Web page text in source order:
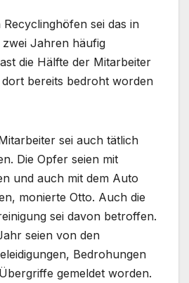
sei das in
Jahren häufig
die Hälfte der Mitarbeiter
bereits bedroht worden
sei auch tätlich
Die Opfer seien mit
und auch mit dem Auto
monierte Otto. Auch die
sei davon betroffen.
seien von den
Bedrohungen
gemeldet worden.